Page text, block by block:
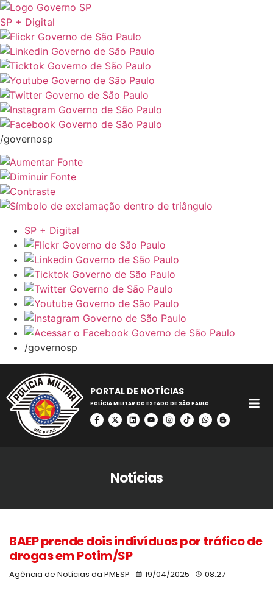
SP + Digital
/governosp
SP + Digital
/governosp
PORTAL DE NOTÍCIAS
POLÍCIA MILITAR DO ESTADO DE SÃO PAULO
Notícias
BAEP prende dois indivíduos por tráfico de
drogas em Potim/SP
Agência de Notícias da PMESP 19/04/2025 08:27